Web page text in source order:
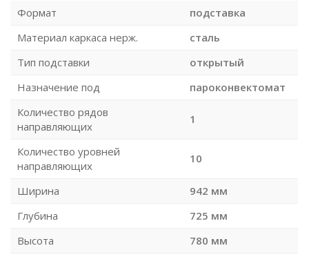
Формат
подставка
Материал каркаса нерж.
сталь
Тип подставки
открытый
Назначение под
пароконвектомат
Количество рядов
направляющих
1
Количество уровней
направляющих
10
Ширина
942 мм
Глубина
725 мм
Высота
780 мм